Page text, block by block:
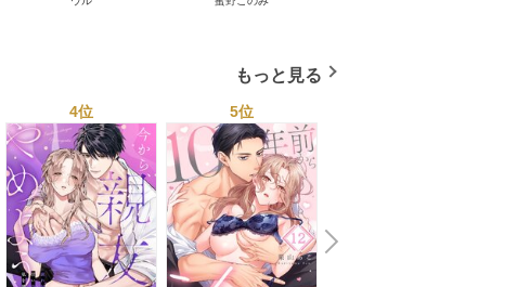
ちゃん。～隣人後輩くん
―おわらぬ快楽、閨に響
もっと見る
4位 5位
N
e
x
t